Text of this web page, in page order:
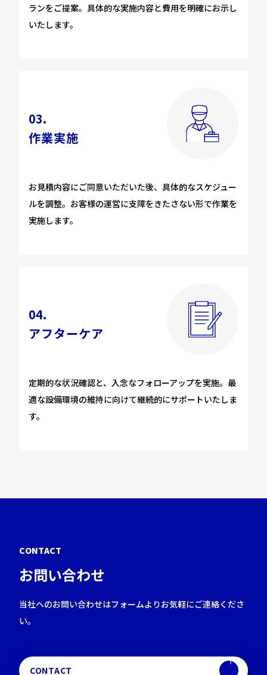
ランをご提案。具体的な実施内容と費用を明確にお示し
いたします。
03.
作業実施
お見積内容にご同意いただいた後、具体的なスケジュー
ルを調整。お客様の運営に支障をきたさない形で作業を
実施します。
04.
アフターケア
定期的な状況確認と、入念なフォローアップを実施。最
適な設備環境の維持に向けて継続的にサポートいたしま
す。
CONTACT
お問い合わせ
当社へのお問い合わせはフォームよりお気軽にご連絡くださ
い。
CONTACT